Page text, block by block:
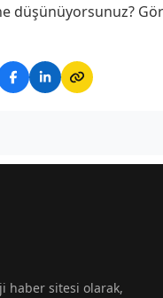
düşünüyorsunuz?
haber sitesi olarak,